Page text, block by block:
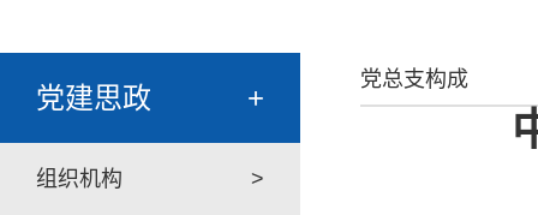
党建思政 +
组织机构 >
党总支构成